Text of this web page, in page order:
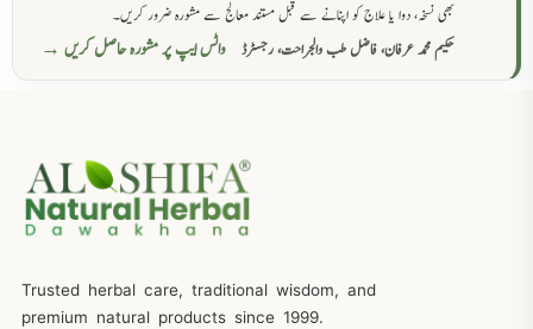
بھی نسخہ، دوا یا علاج کو اپنانے سے قبل مستند معالج سے مشورہ ضرور کریں۔
حکیم محمد عرفان، فاضل طب والجراحت، رجسٹرڈ
واٹس ایپ پر مشورہ حاصل کریں →
Trusted herbal care, traditional wisdom, and
premium natural products since 1999.